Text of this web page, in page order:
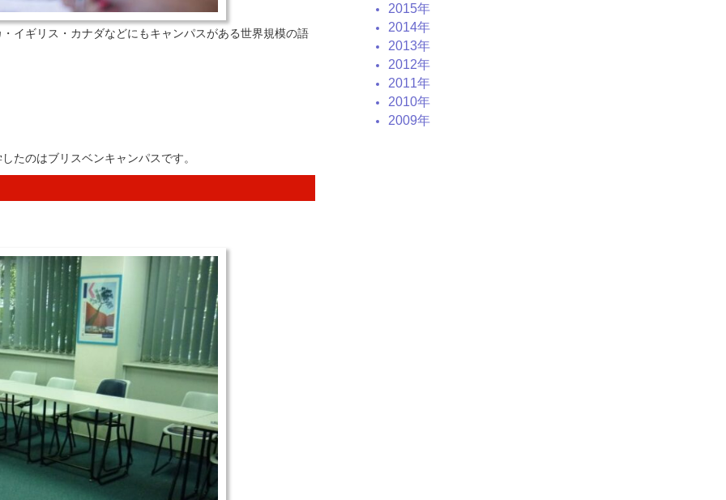
イギリス・カナダなどにもキャンパスがある世界規模の語
たのはブリスベンキャンパスです。
2015年
2014年
2013年
2012年
2011年
2010年
2009年